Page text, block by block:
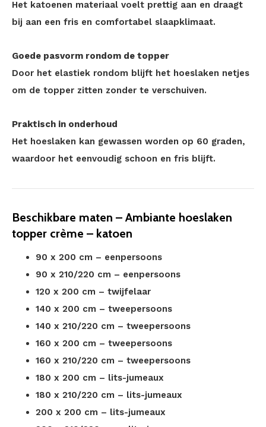
Het katoenen materiaal voelt prettig aan en draagt
bij aan een fris en comfortabel slaapklimaat.
Goede pasvorm rondom de topper
Door het elastiek rondom blijft het hoeslaken netjes
om de topper zitten zonder te verschuiven.
Praktisch in onderhoud
Het hoeslaken kan gewassen worden op 60 graden,
waardoor het eenvoudig schoon en fris blijft.
Beschikbare maten – Ambiante hoeslaken
topper crème – katoen
90 x 200 cm – eenpersoons
90 x 210/220 cm – eenpersoons
120 x 200 cm – twijfelaar
140 x 200 cm – tweepersoons
140 x 210/220 cm – tweepersoons
160 x 200 cm – tweepersoons
160 x 210/220 cm – tweepersoons
180 x 200 cm – lits-jumeaux
180 x 210/220 cm – lits-jumeaux
200 x 200 cm – lits-jumeaux